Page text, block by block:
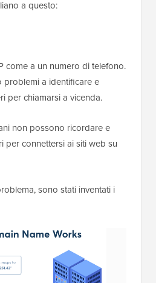
a questo:
come a un numero di telefono.
problemi a identificare e
per chiamarsi a vicenda.
non possono ricordare e
per connettersi ai siti web su
sono stati inventati i